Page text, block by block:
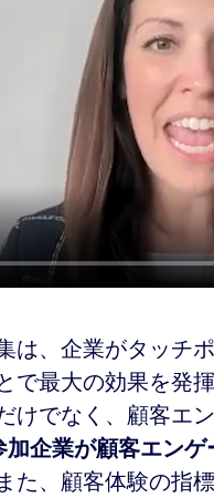
は、企業がタッチ
で最大の効果を発
けでなく、顧客エ
企業が顧客エンゲ
た、顧客体験の指